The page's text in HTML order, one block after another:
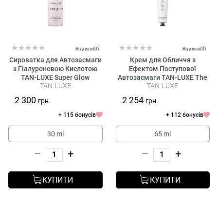
Відгуки(0)
Сироватка для Автозасмаги
з Гіалуроновою Кислотою
TAN-LUXE Super Glow
Hyaluronic Self-Tan Serum
TAN-LUXE
2 300 грн.
+ 115 бонусів
30 ml
– +
КУПИТИ
Відгуки(0)
Крем для Обличчя з
Ефектом Поступової
Автозасмаги TAN-LUXE The
Creme Advanced Hydration
TAN-LUXE
2 254 грн.
+ 112 бонусів
65 ml
– +
КУПИТИ